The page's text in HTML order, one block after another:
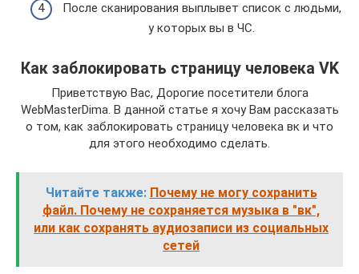
После сканирования выплывет список с людьми,
у которых вы в ЧС.
Как заблокировать страницу человека VK
Приветствую Вас, Дорогие посетители блога
WebMasterDima. В данной статье я хочу Вам рассказать
о том, как заблокировать страницу человека вк и что
для этого необходимо сделать.
Читайте также: Почему не могу сохранить
файл. Почему не сохраняется музыка в "вк",
или как сохранять аудиозаписи из социальных
сетей